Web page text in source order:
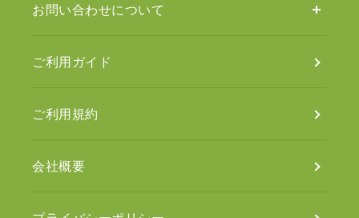
お問い合わせについて
ご利用ガイド
ご利用規約
会社概要